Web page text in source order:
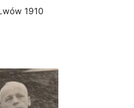
1910